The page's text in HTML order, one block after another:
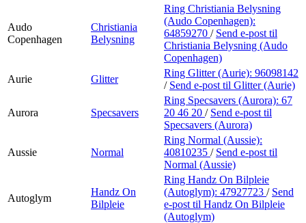
Audo
Copenhagen
Christiania
Belysning
Ring Christiania Belysning
(Audo Copenhagen):
64859270 / Send e-post til
Christiania Belysning (Audo
Copenhagen)
Aurie
Glitter
Ring Glitter (Aurie): 96098142
/ Send e-post til Glitter (Aurie)
Aurora Specsavers
Ring Specsavers (Aurora): 67
20 46 20 / Send e-post til
Specsavers (Aurora)
Aussie Normal
Ring Normal (Aussie):
40810235 / Send e-post til
Normal (Aussie)
Autoglym
Handz On
Bilpleie
Ring Handz On Bilpleie
(Autoglym): 47927723 / Send
e-post til Handz On Bilpleie
(Autoglym)